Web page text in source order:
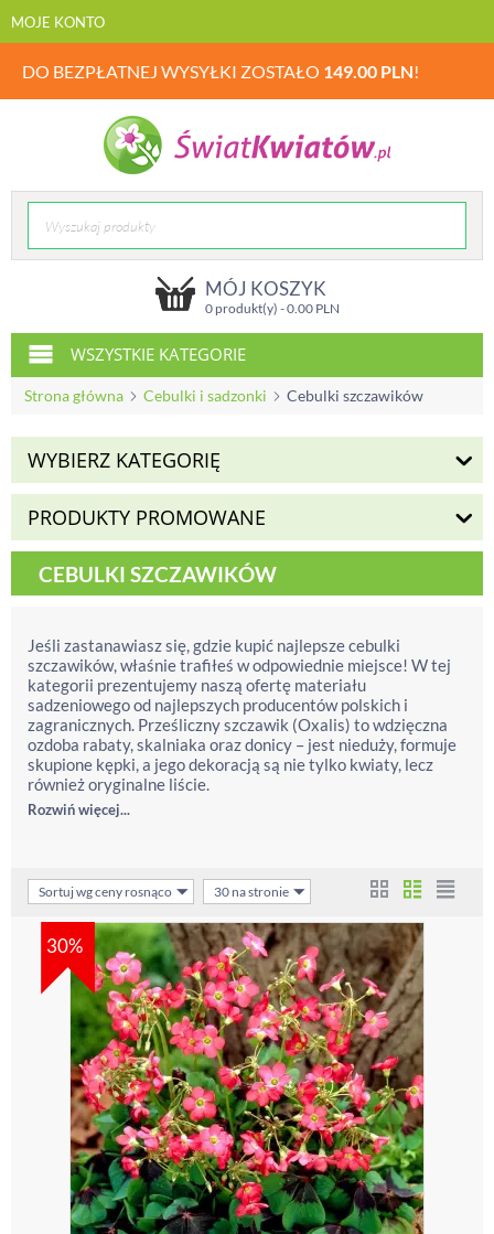
MOJE KONTO
DO BEZPŁATNEJ WYSYŁKI ZOSTAŁO 149.00 PLN!
MÓJ KOSZYK
0 produkt(y) -0.00PLN
WSZYSTKIE KATEGORIE
Strona główna Cebulki i sadzonki Cebulki szczawików
WYBIERZ KATEGORIĘ
PRODUKTY PROMOWANE
CEBULKI SZCZAWIKÓW
Jeśli zastanawiasz się, gdzie kupić najlepsze cebulki
szczawików, właśnie trafiłeś w odpowiednie miejsce! W tej
kategorii prezentujemy naszą ofertę materiału
sadzeniowego od najlepszych producentów polskich i
zagranicznych. Prześliczny szczawik (Oxalis) to wdzięczna
ozdoba rabaty, skalniaka oraz donicy – jest nieduży, formuje
skupione kępki, a jego dekoracją są nie tylko kwiaty, lecz
również oryginalne liście.
Rozwiń więcej...
Sortuj wg ceny rosnąco 30 na stronie
30%